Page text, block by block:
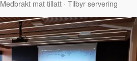
Medbrakt mat tillatt · Tilbyr servering